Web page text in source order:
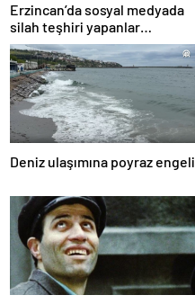
Erzincan’da sosyal medyada
silah teşhiri yapanlar
yakalandı
Deniz ulaşımına poyraz engeli